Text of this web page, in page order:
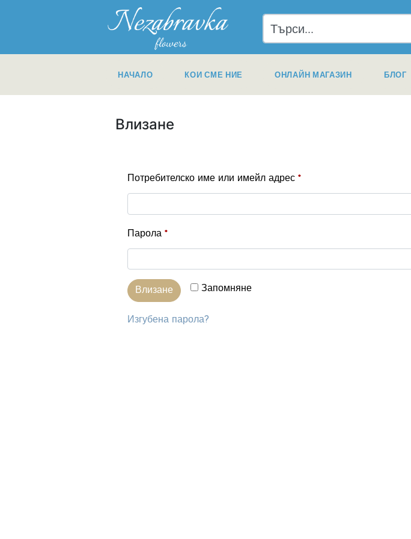
НАЧАЛО КОИ СМЕ НИЕ ОНЛАЙН МАГАЗИН БЛОГ
Влизане
Потребителско име или имейл адрес *
Парола *
Запомняне
Влизане
Изгубена парола?